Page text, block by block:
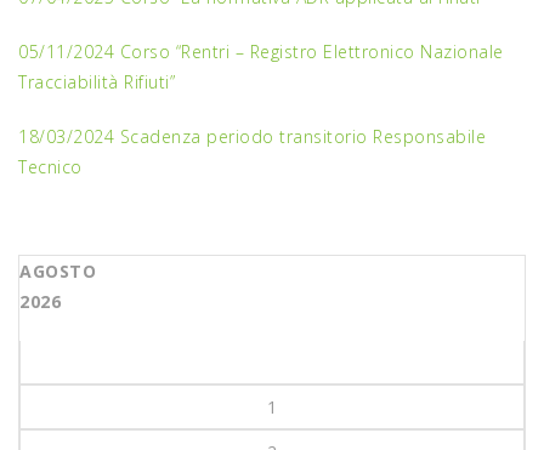
05/11/2024 Corso “Rentri – Registro Elettronico Nazionale
Tracciabilità Rifiuti”
18/03/2024 Scadenza periodo transitorio Responsabile
Tecnico
AGOSTO
2026
1